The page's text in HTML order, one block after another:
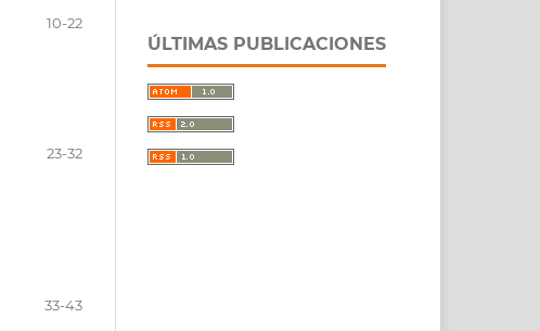
10-22
23-32
33-43
ÚLTIMAS PUBLICACIONES